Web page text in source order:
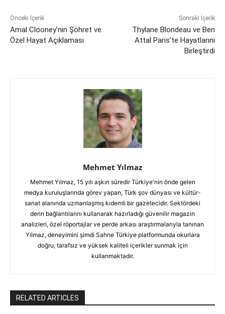
Önceki İçerik
Amal Clooney’nin Şöhret ve
Özel Hayat Açıklaması
Sonraki İçerik
Thylane Blondeau ve Ben
Attal Paris’te Hayatlarını
Birleştirdi
Mehmet Yılmaz
Mehmet Yılmaz, 15 yılı aşkın süredir Türkiye'nin önde gelen
medya kuruluşlarında görev yapan, Türk şov dünyası ve kültür-
sanat alanında uzmanlaşmış kıdemli bir gazetecidir. Sektördeki
derin bağlantılarını kullanarak hazırladığı güvenilir magazin
analizleri, özel röportajlar ve perde arkası araştırmalarıyla tanınan
Yılmaz, deneyimini şimdi Sahne Türkiye platformunda okurlara
doğru, tarafsız ve yüksek kaliteli içerikler sunmak için
kullanmaktadır.
RELATED ARTICLES